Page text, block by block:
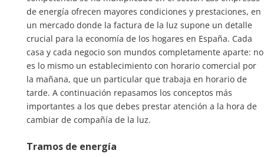
de energía ofrecen mayores condiciones y prestaciones, en
un mercado donde la factura de la luz supone un detalle
crucial para la economía de los hogares en España. Cada
casa y cada negocio son mundos completamente aparte: no
es lo mismo un establecimiento con horario comercial por
la mañana, que un particular que trabaja en horario de
tarde. A continuación repasamos los conceptos más
importantes a los que debes prestar atención a la hora de
cambiar de compañía de la luz.
Tramos de energía